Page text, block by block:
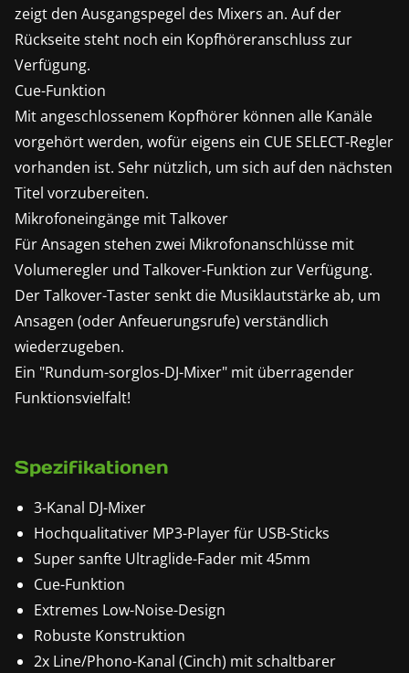
zeigt den Ausgangspegel des Mixers an. Auf der
Rückseite steht noch ein Kopfhöreranschluss zur
Verfügung.
Cue-Funktion
Mit angeschlossenem Kopfhörer können alle Kanäle
vorgehört werden, wofür eigens ein CUE SELECT-Regler
vorhanden ist. Sehr nützlich, um sich auf den nächsten
Titel vorzubereiten.
Mikrofoneingänge mit Talkover
Für Ansagen stehen zwei Mikrofonanschlüsse mit
Volumeregler und Talkover-Funktion zur Verfügung.
Der Talkover-Taster senkt die Musiklautstärke ab, um
Ansagen (oder Anfeuerungsrufe) verständlich
wiederzugeben.
Ein "Rundum-sorglos-DJ-Mixer" mit überragender
Funktionsvielfalt!
Spezifikationen
3-Kanal DJ-Mixer
Hochqualitativer MP3-Player für USB-Sticks
Super sanfte Ultraglide-Fader mit 45mm
Cue-Funktion
Extremes Low-Noise-Design
Robuste Konstruktion
2x Line/Phono-Kanal (Cinch) mit schaltbarer